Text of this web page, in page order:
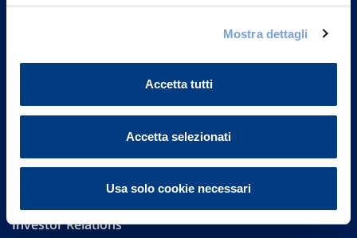
Mostra dettagli
Accetta tutti
Accetta selezionati
Usa solo cookie necessari
Part. IVA 01329510158
Investor Relations